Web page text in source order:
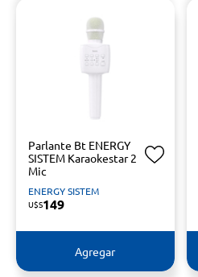
Parlante Bt ENERGY
SISTEM Karaokestar 2
Mic
ENERGY SISTEM
U$S149
Agregar